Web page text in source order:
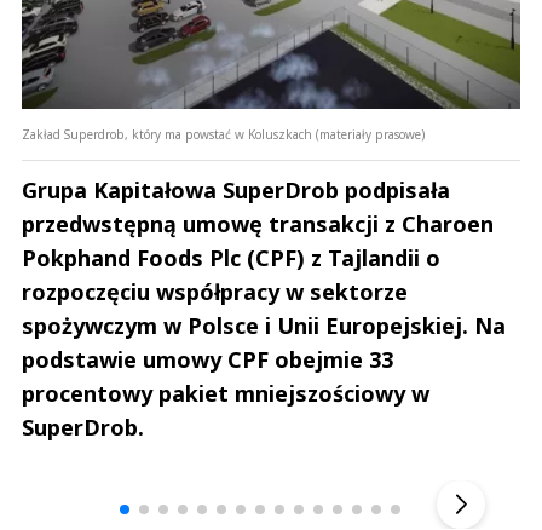
Zakład Superdrob, który ma powstać w Koluszkach (materiały prasowe)
Grupa Kapitałowa SuperDrob podpisała
przedwstępną umowę transakcji z Charoen
Pokphand Foods Plc (CPF) z Tajlandii o
rozpoczęciu współpracy w sektorze
spożywczym w Polsce i Unii Europejskiej. Na
podstawie umowy CPF obejmie 33
procentowy pakiet mniejszościowy w
SuperDrob.